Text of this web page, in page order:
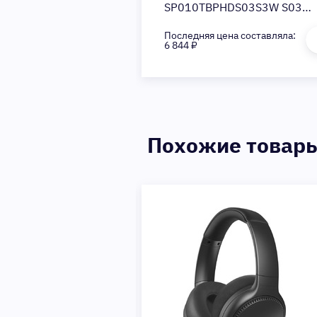
SP010TBPHDS03S3W S03
Последняя цена составляла:
6 844 ₽
Похожие